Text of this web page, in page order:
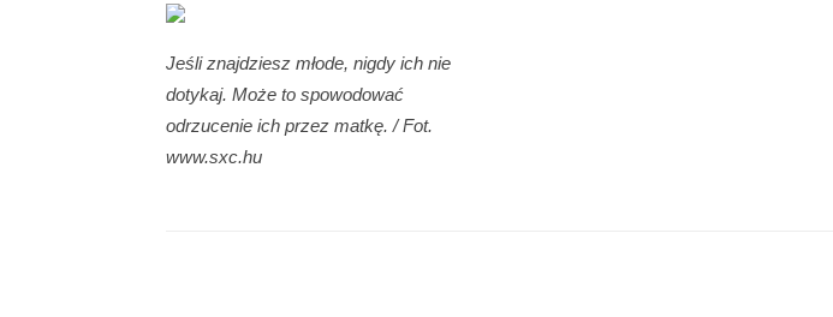
Jeśli znajdziesz młode, nigdy ich nie
dotykaj. Może to spowodować
odrzucenie ich przez matkę. / Fot.
www.sxc.hu